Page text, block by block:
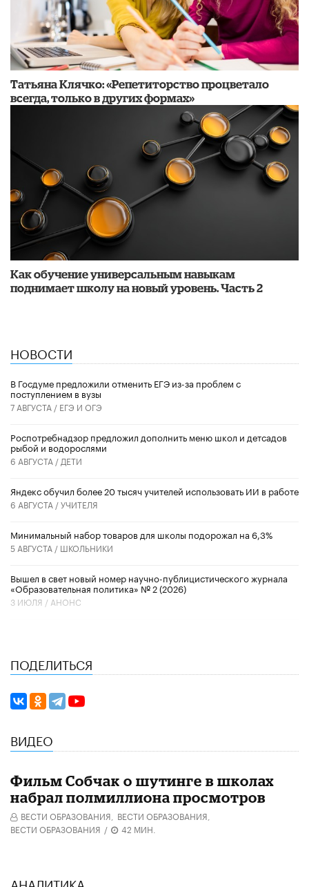
​Татьяна Клячко: «Репетиторство процветало
всегда, только в других формах»
​Как обучение универсальным навыкам
поднимает школу на новый уровень. Часть 2
НОВОСТИ
В Госдуме предложили отменить ЕГЭ из-за проблем с
поступлением в вузы
7 АВГУСТА / ЕГЭ И ОГЭ
Роспотребнадзор предложил дополнить меню школ и детсадов
рыбой и водорослями
6 АВГУСТА / ДЕТИ
​Яндекс обучил более 20 тысяч учителей использовать ИИ в работе
6 АВГУСТА /УЧИТЕЛЯ
Минимальный набор товаров для школы подорожал на 6,3%
5 АВГУСТА / ШКОЛЬНИКИ
Вышел в свет новый номер научно-публицистического журнала
«Образовательная политика» № 2 (2026)
3 ИЮЛЯ / АНОНС
ПОДЕЛИТЬСЯ
ВИДЕО
Фильм Собчак о шутинге в школах
набрал полмиллиона просмотров
ВЕСТИ ОБРАЗОВАНИЯ, ВЕСТИ ОБРАЗОВАНИЯ,
ВЕСТИ ОБРАЗОВАНИЯ / 42 МИН.
АНАЛИТИКА